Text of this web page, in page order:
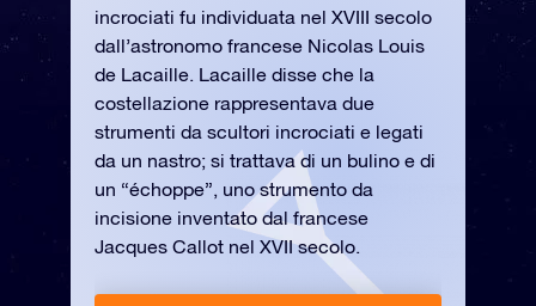
incrociati fu individuata nel XVIII secolo
dall’astronomo francese Nicolas Louis
de Lacaille. Lacaille disse che la
costellazione rappresentava due
strumenti da scultori incrociati e legati
da un nastro; si trattava di un bulino e di
un “échoppe”, uno strumento da
incisione inventato dal francese
Jacques Callot nel XVII secolo.